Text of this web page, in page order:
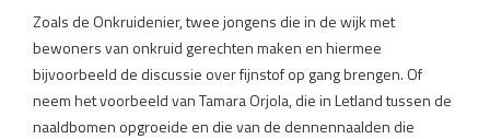
Zoals de Onkruidenier, twee jongens die in de wijk met
bewoners van onkruid gerechten maken en hiermee
bijvoorbeeld de discussie over fijnstof op gang brengen. Of
neem het voorbeeld van Tamara Orjola, die in Letland tussen de
naaldbomen opgroeide en die van de dennennaalden die